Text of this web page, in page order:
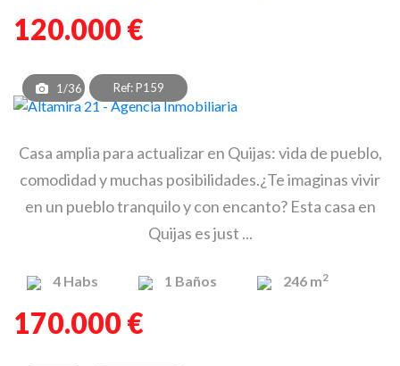
120.000 €
1/36 Ref: P159
Casa amplia para actualizar en Quijas: vida de pueblo,
comodidad y muchas posibilidades.¿Te imaginas vivir
en un pueblo tranquilo y con encanto? Esta casa en
Quijas es just ...
4 Habs 1 Baños 246 m2
170.000 €